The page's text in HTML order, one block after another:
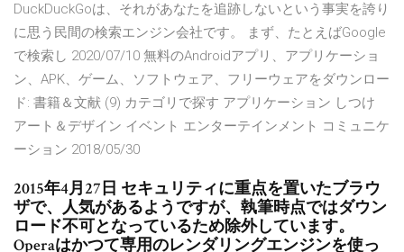
DuckDuckGoは、それがあなたを追跡しないという事実を誇り
に思う民間の検索エンジン会社です。 まず、たとえばGoogle
で検索し 2020/07/10 無料のAndroidアプリ、アプリケーショ
ン、APK、ゲーム、ソフトウェア、フリーウェアをダウンロー
ド: 書籍＆文献 (9) カテゴリで探す アプリケーション しつけ
アート＆デザイン イベント エンターテインメント コミュニケ
ーション 2018/05/30
2015年4月27日 セキュリティに重点を置いたブラウ
ザで、人気があるようですが、執筆時点ではダウン
ロード不可となっているため除外しています。
Operaはかつて専用のレンダリングエンジンを使っ